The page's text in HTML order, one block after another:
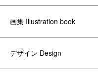
画集 Illustration book
デザイン Design